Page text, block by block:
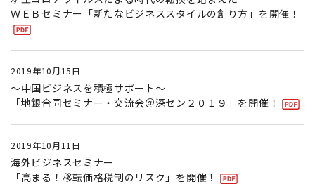
ＷＥＢセミナー「新たなビジネススタイルの創り方」を開催！
2019年10月15日
～中国ビジネスを積極サポート～
「地銀合同セミナー・交流会＠深セン２０１９」を開催！
2019年10月11日
海外ビジネスセミナー
「高まる！移転価格税制のリスク」を開催！